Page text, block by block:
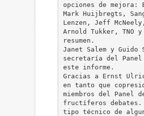
opciones de mejora:
Mark Huijbregts,
Lenzen, Jeff
Arnold Tukker,
resumen.
Janet Salem y Guido
secretaría del Panel
este informe.
Gracias a Ernst
en tanto que
miembros del Panel
fructíferos debates.
tipo técnico de